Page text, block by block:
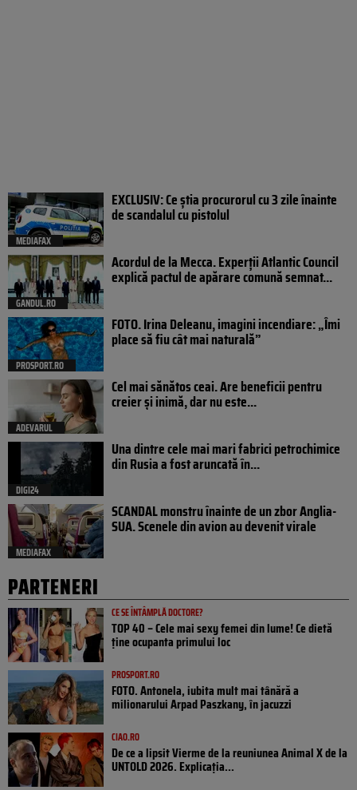
MEDIAFAX
EXCLUSIV: Ce știa procurorul cu 3 zile înainte
de scandalul cu pistolul
GANDUL.RO
Acordul de la Mecca. Experții Atlantic Council
explică pactul de apărare comună semnat...
PROSPORT.RO
FOTO. Irina Deleanu, imagini incendiare: „Îmi
place să fiu cât mai naturală”
ADEVARUL
Cel mai sănătos ceai. Are beneficii pentru
creier și inimă, dar nu este...
DIGI24
Una dintre cele mai mari fabrici petrochimice
din Rusia a fost aruncată în...
MEDIAFAX
SCANDAL monstru înainte de un zbor Anglia-
SUA. Scenele din avion au devenit virale
PARTENERI
CE SE ÎNTÂMPLĂ DOCTORE?
TOP 40 – Cele mai sexy femei din lume! Ce dietă
ține ocupanta primului loc
PROSPORT.RO
FOTO. Antonela, iubita mult mai tânără a
milionarului Arpad Paszkany, în jacuzzi
CIAO.RO
De ce a lipsit Vierme de la reuniunea Animal X de la
UNTOLD 2026. Explicația...